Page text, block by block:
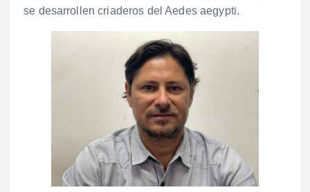
se desarrollen criaderos del Aedes aegypti.